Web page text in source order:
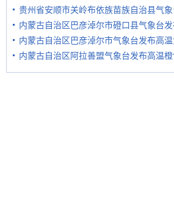
贵州省安顺市关岭布依族苗族自治县气
内蒙古自治区巴彦淖尔市磴口县气象台
内蒙古自治区巴彦淖尔市气象台发布高
内蒙古自治区阿拉善盟气象台发布高温